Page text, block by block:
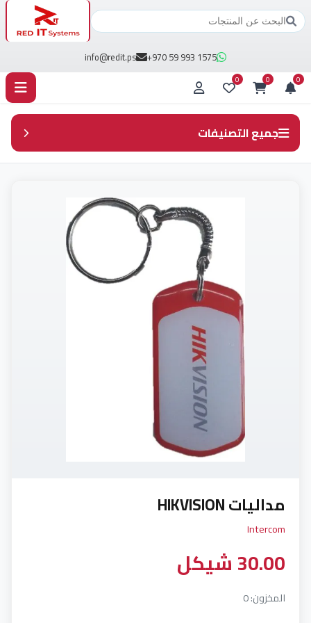
+970 59 993 1575
info@redit.ps
0
0
0
جميع التصنيفات
جميع المنتجات
Hdmi Extender (4)
Intercom (4)
wireless HD (1)
مداليات HIKVISION
Intercom
30.00 شيكل
المخزون: 0